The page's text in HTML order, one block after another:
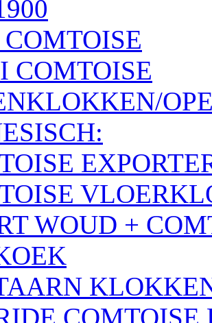
COMTOISE
WOUD +